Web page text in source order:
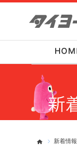
新着情報